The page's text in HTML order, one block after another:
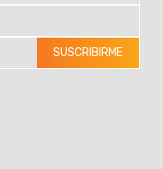
SUSCRIBIRME